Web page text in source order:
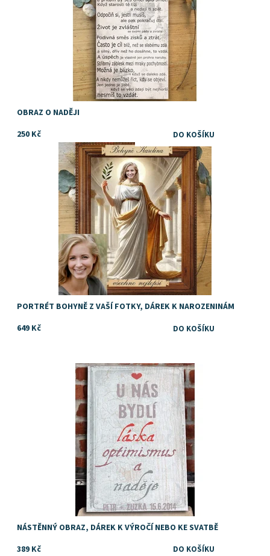
OBRAZ O NADĚJI
250 Kč
Dostupnost:
Skladem
PORTRÉT BOHYNĚ Z VAŠÍ FOTKY, DÁREK K NAROZENINÁM
649 Kč
Skladem
NÁSTĚNNÝ OBRAZ, DÁREK K VÝROČÍ NEBO KE SVATBĚ
389 Kč